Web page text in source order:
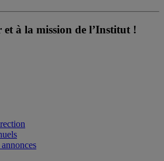
et à la mission de l’Institut !